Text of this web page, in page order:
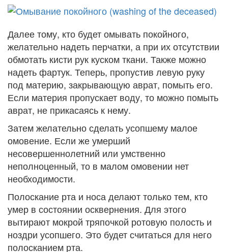
Далее тому, кто будет омывать покойного,
желательно надеть перчатки, а при их отсутствии
обмотать кисти рук куском ткани. Также можно
надеть фартук. Теперь, пропустив левую руку
под материю, закрывающую аврат, помыть его.
Если материя пропускает воду, то можно помыть
аврат, не прикасаясь к нему.
Затем желательно сделать усопшему малое
омовение. Если же умерший
несовершеннолетний или умственно
неполноценный, то в малом омовении нет
необходимости.
Полоскание рта и носа делают только тем, кто
умер в состоянии осквернения. Для этого
вытирают мокрой тряпочкой ротовую полость и
ноздри усопшего. Это будет считаться для него
полосканием рта.